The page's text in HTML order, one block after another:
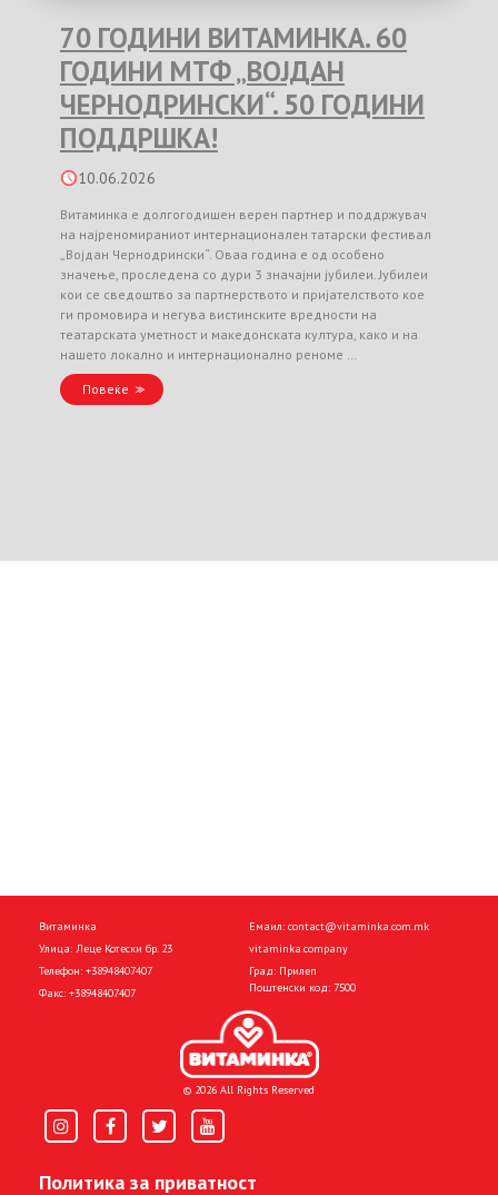
70 ГОДИНИ ВИТАМИНКА. 60
ГОДИНИ МТФ „ВОЈДАН
ЧЕРНОДРИНСКИ“. 50 ГОДИНИ
ПОДДРШКА!
10.06.2026
Витаминка е долгогодишен верен партнер и поддржувач
на најреномираниот интернационален татарски фестивал
„Војдан Чернодрински“. Оваа година е од особено
значење, проследена со дури 3 значајни јубилеи. Јубилеи
кои се сведоштво за партнерството и пријателството кое
ги промовира и негува вистинските вредности на
театарската уметност и македонската култура, како и на
нашето локално и интернационално реноме …
Повеќе
Витаминка
Улица: Леце Котески бр. 23
Телефон: +38948407407
Факс: +38948407407
Емаил: contact@vitaminka.com.mk
vitaminka.company
Град: Прилеп
Поштенски код: 7500
© 2026 All Rights Reserved
Политика за приватност